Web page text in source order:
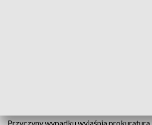
Przyczyny wypadku wyjaśnia prokuratura.